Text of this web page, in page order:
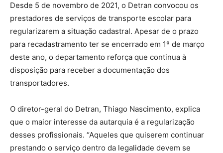
Desde 5 de novembro de 2021, o Detran convocou os
prestadores de serviços de transporte escolar para
regularizarem a situação cadastral. Apesar de o prazo
para recadastramento ter se encerrado em 1º de março
deste ano, o departamento reforça que continua à
disposição para receber a documentação dos
transportadores.
O diretor-geral do Detran, Thiago Nascimento, explica
que o maior interesse da autarquia é a regularização
desses profissionais. “Aqueles que quiserem continuar
prestando o serviço dentro da legalidade devem se